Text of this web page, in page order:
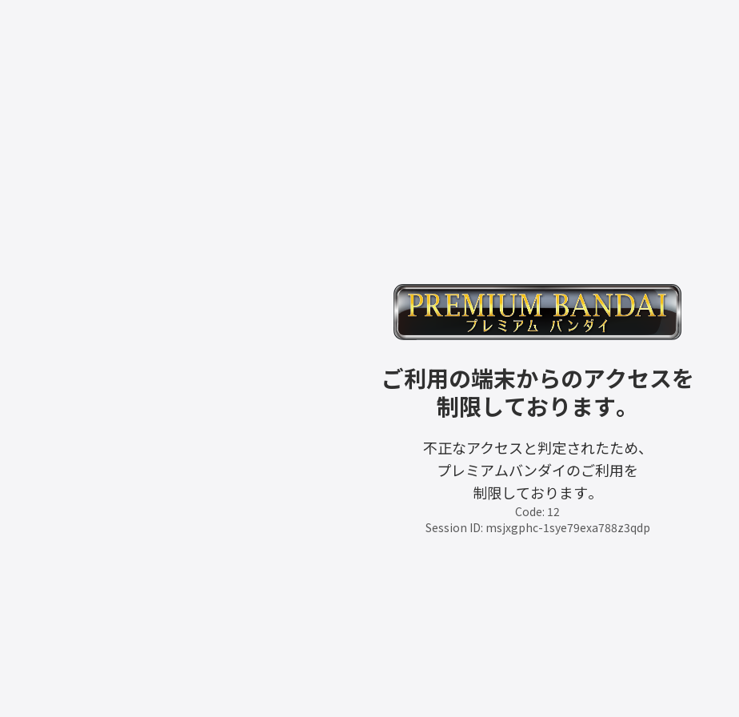
ご利用の端末からのアクセスを
制限しております。
不正なアクセスと判定されたため、
プレミアムバンダイのご利用を
制限しております。
Code: 12
Session ID: msjxgphc-1sye79exa788z3qdp